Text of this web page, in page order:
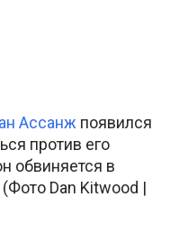
Ассанж появился
против его
обвиняется в
Dan Kitwood |